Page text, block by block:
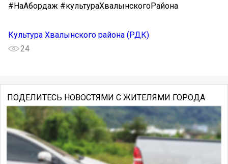
#НаАбордаж #культураХвалынскогоРайона
Культура Хвалынского района (РДК)
24
ПОДЕЛИТЕСЬ НОВОСТЯМИ С ЖИТЕЛЯМИ ГОРОДА